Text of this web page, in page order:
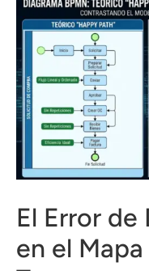
El Error
en el